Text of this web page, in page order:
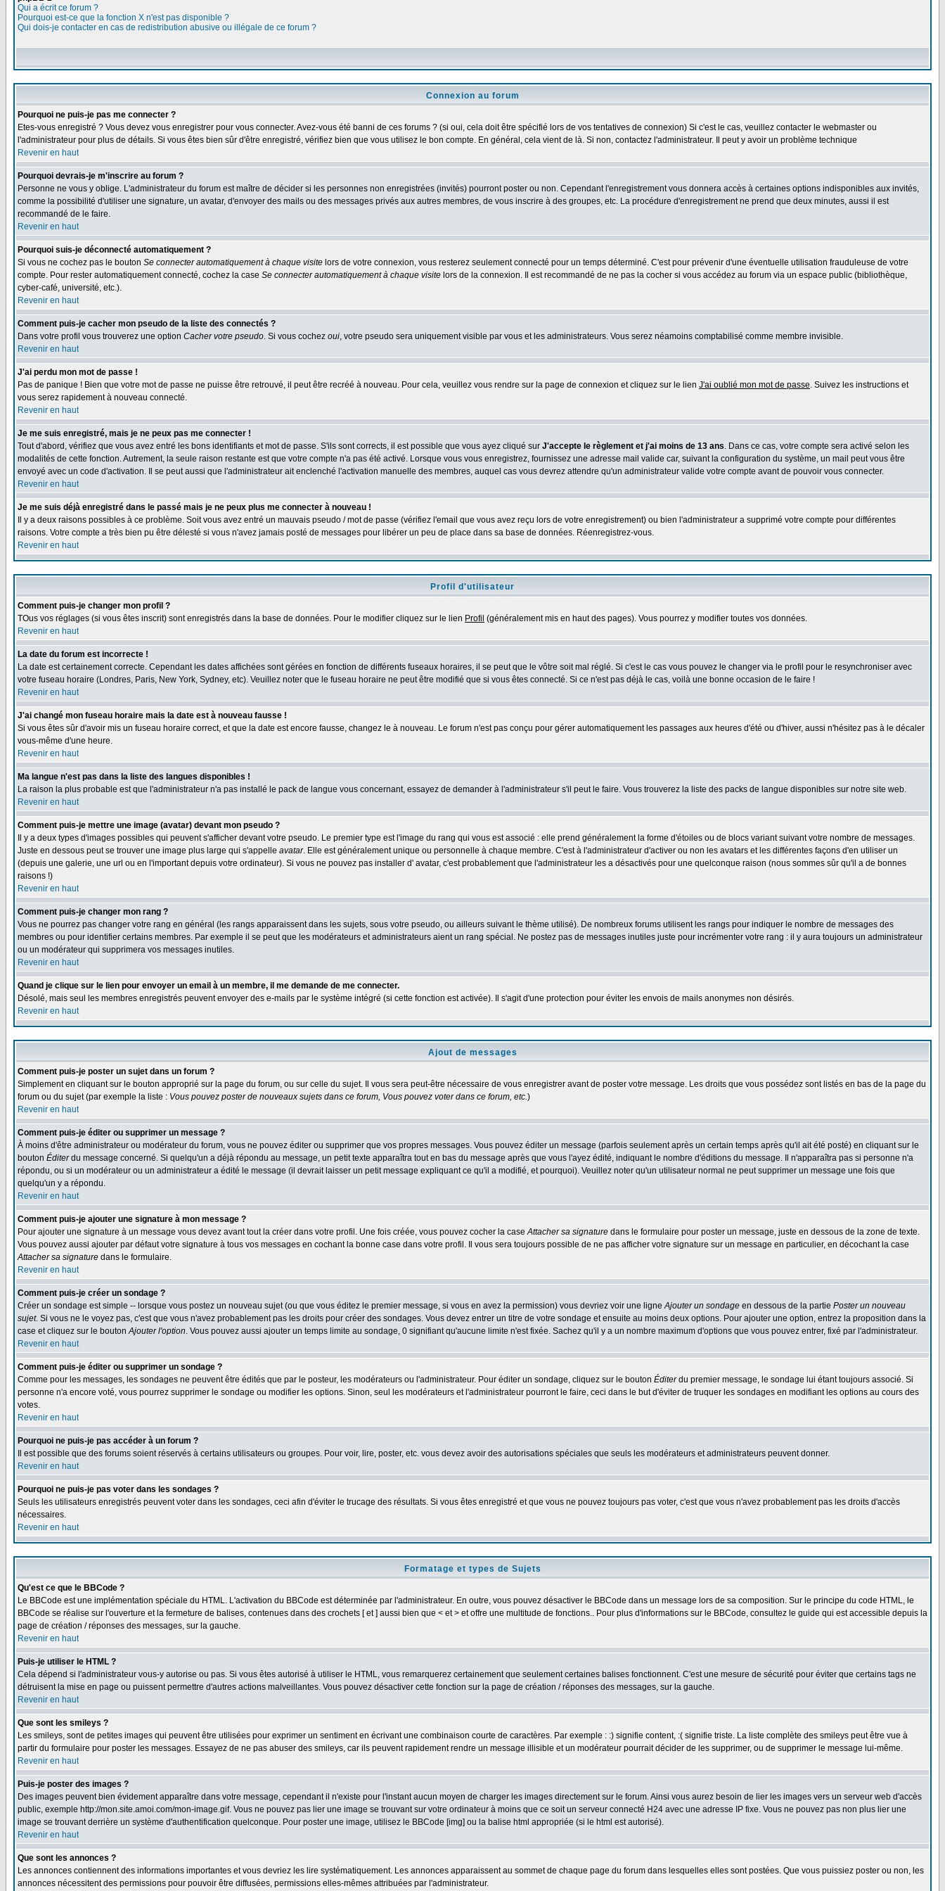
Qui a écrit ce forum ?
Pourquoi est-ce que la fonction X n'est pas disponible ?
Qui dois-je contacter en cas de redistribution abusive ou illégale de ce forum ?
Connexion au forum
Pourquoi ne puis-je pas me connecter ?
Etes-vous enregistré ? Vous devez vous enregistrer pour vous connecter. Avez-vous été banni de ces forums ? (si oui, cela doit être spécifié lors de vos tentatives de connexion) Si c'est le cas, veuillez contacter le webmaster ou
l'administrateur pour plus de détails. Si vous êtes bien sûr d'être enregistré, vérifiez bien que vous utilisez le bon compte. En général, cela vient de là. Si non, contactez l'administrateur. Il peut y avoir un problème technique
Revenir en haut
Pourquoi devrais-je m'inscrire au forum ?
Personne ne vous y oblige. L'administrateur du forum est maître de décider si les personnes non enregistrées (invités) pourront poster ou non. Cependant l'enregistrement vous donnera accès à certaines options indisponibles aux invités,
comme la possibilité d'utiliser une signature, un avatar, d'envoyer des mails ou des messages privés aux autres membres, de vous inscrire à des groupes, etc. La procédure d'enregistrement ne prend que deux minutes, aussi il est
recommandé de le faire.
Revenir en haut
Pourquoi suis-je déconnecté automatiquement ?
Si vous ne cochez pas le bouton Se connecter automatiquement à chaque visite lors de votre connexion, vous resterez seulement connecté pour un temps déterminé. C'est pour prévenir d'une éventuelle utilisation frauduleuse de votre
compte. Pour rester automatiquement connecté, cochez la case Se connecter automatiquement à chaque visite lors de la connexion. Il est recommandé de ne pas la cocher si vous accédez au forum via un espace public (bibliothèque,
cyber-café, université, etc.).
Revenir en haut
Comment puis-je cacher mon pseudo de la liste des connectés ?
Dans votre profil vous trouverez une option Cacher votre pseudo. Si vous cochez oui, votre pseudo sera uniquement visible par vous et les administrateurs. Vous serez néamoins comptabilisé comme membre invisible.
Revenir en haut
J'ai perdu mon mot de passe !
Pas de panique ! Bien que votre mot de passe ne puisse être retrouvé, il peut être recréé à nouveau. Pour cela, veuillez vous rendre sur la page de connexion et cliquez sur le lien J'ai oublié mon mot de passe. Suivez les instructions et
vous serez rapidement à nouveau connecté.
Revenir en haut
Je me suis enregistré, mais je ne peux pas me connecter !
Tout d'abord, vérifiez que vous avez entré les bons identifiants et mot de passe. S'ils sont corrects, il est possible que vous ayez cliqué sur J'accepte le règlement et j'ai moins de 13 ans. Dans ce cas, votre compte sera activé selon les
modalités de cette fonction. Autrement, la seule raison restante est que votre compte n'a pas été activé. Lorsque vous vous enregistrez, fournissez une adresse mail valide car, suivant la configuration du système, un mail peut vous être
envoyé avec un code d'activation. Il se peut aussi que l'administrateur ait enclenché l'activation manuelle des membres, auquel cas vous devrez attendre qu'un administrateur valide votre compte avant de pouvoir vous connecter.
Revenir en haut
Je me suis déjà enregistré dans le passé mais je ne peux plus me connecter à nouveau !
Il y a deux raisons possibles à ce problème. Soit vous avez entré un mauvais pseudo / mot de passe (vérifiez l'email que vous avez reçu lors de votre enregistrement) ou bien l'administrateur a supprimé votre compte pour différentes
raisons. Votre compte a très bien pu être délesté si vous n'avez jamais posté de messages pour libérer un peu de place dans sa base de données. Réenregistrez-vous.
Revenir en haut
Profil d'utilisateur
Comment puis-je changer mon profil ?
TOus vos réglages (si vous êtes inscrit) sont enregistrés dans la base de données. Pour le modifier cliquez sur le lien Profil (généralement mis en haut des pages). Vous pourrez y modifier toutes vos données.
Revenir en haut
La date du forum est incorrecte !
La date est certainement correcte. Cependant les dates affichées sont gérées en fonction de différents fuseaux horaires, il se peut que le vôtre soit mal réglé. Si c'est le cas vous pouvez le changer via le profil pour le resynchroniser avec
votre fuseau horaire (Londres, Paris, New York, Sydney, etc). Veuillez noter que le fuseau horaire ne peut être modifié que si vous êtes connecté. Si ce n'est pas déjà le cas, voilà une bonne occasion de le faire !
Revenir en haut
J'ai changé mon fuseau horaire mais la date est à nouveau fausse !
Si vous êtes sûr d'avoir mis un fuseau horaire correct, et que la date est encore fausse, changez le à nouveau. Le forum n'est pas conçu pour gérer automatiquement les passages aux heures d'été ou d'hiver, aussi n'hésitez pas à le décaler
vous-même d'une heure.
Revenir en haut
Ma langue n'est pas dans la liste des langues disponibles !
La raison la plus probable est que l'administrateur n'a pas installé le pack de langue vous concernant, essayez de demander à l'administrateur s'il peut le faire. Vous trouverez la liste des packs de langue disponibles sur notre site web.
Revenir en haut
Comment puis-je mettre une image (avatar) devant mon pseudo ?
Il y a deux types d'images possibles qui peuvent s'afficher devant votre pseudo. Le premier type est l'image du rang qui vous est associé : elle prend généralement la forme d'étoiles ou de blocs variant suivant votre nombre de messages.
Juste en dessous peut se trouver une image plus large qui s'appelle avatar. Elle est généralement unique ou personnelle à chaque membre. C'est à l'administrateur d'activer ou non les avatars et les différentes façons d'en utiliser un
(depuis une galerie, une url ou en l'important depuis votre ordinateur). Si vous ne pouvez pas installer d' avatar, c'est probablement que l'administrateur les a désactivés pour une quelconque raison (nous sommes sûr qu'il a de bonnes
raisons !)
Revenir en haut
Comment puis-je changer mon rang ?
Vous ne pourrez pas changer votre rang en général (les rangs apparaissent dans les sujets, sous votre pseudo, ou ailleurs suivant le thème utilisé). De nombreux forums utilisent les rangs pour indiquer le nombre de messages des
membres ou pour identifier certains membres. Par exemple il se peut que les modérateurs et administrateurs aient un rang spécial. Ne postez pas de messages inutiles juste pour incrémenter votre rang : il y aura toujours un administrateur
ou un modérateur qui supprimera vos messages inutiles.
Revenir en haut
Quand je clique sur le lien pour envoyer un email à un membre, il me demande de me connecter.
Désolé, mais seul les membres enregistrés peuvent envoyer des e-mails par le système intégré (si cette fonction est activée). Il s'agit d'une protection pour éviter les envois de mails anonymes non désirés.
Revenir en haut
Ajout de messages
Comment puis-je poster un sujet dans un forum ?
Simplement en cliquant sur le bouton approprié sur la page du forum, ou sur celle du sujet. Il vous sera peut-être nécessaire de vous enregistrer avant de poster votre message. Les droits que vous possédez sont listés en bas de la page du
forum ou du sujet (par exemple la liste : Vous pouvez poster de nouveaux sujets dans ce forum, Vous pouvez voter dans ce forum, etc.)
Revenir en haut
Comment puis-je éditer ou supprimer un message ?
À moins d'être administrateur ou modérateur du forum, vous ne pouvez éditer ou supprimer que vos propres messages. Vous pouvez éditer un message (parfois seulement après un certain temps après qu'il ait été posté) en cliquant sur le
bouton Éditerdu message concerné. Si quelqu'un a déjà répondu au message, un petit texte apparaîtra tout en bas du message après que vous l'ayez édité, indiquant le nombre d'éditions du message. Il n'apparaîtra pas si personne n'a
répondu, ou si un modérateur ou un administrateur a édité le message (il devrait laisser un petit message expliquant ce qu'il a modifié, et pourquoi). Veuillez noter qu'un utilisateur normal ne peut supprimer un message une fois que
quelqu'un y a répondu.
Revenir en haut
Comment puis-je ajouter une signature à mon message ?
Pour ajouter une signature à un message vous devez avant tout la créer dans votre profil. Une fois créée, vous pouvez cocher la caseAttacher sa signature dans le formulaire pour poster un message, juste en dessous de la zone de texte.
Vous pouvez aussi ajouter par défaut votre signature à tous vos messages en cochant la bonne case dans votre profil. Il vous sera toujours possible de ne pas afficher votre signature sur un message en particulier, en décochant la case
Attacher sa signature dans le formulaire.
Revenir en haut
Comment puis-je créer un sondage ?
Créer un sondage est simple -- lorsque vous postez un nouveau sujet (ou que vous éditez le premier message, si vous en avez la permission) vous devriez voir une ligneAjouter un sondage en dessous de la partie Poster un nouveau
sujet. Si vous ne le voyez pas, c'est que vous n'avez probablement pas les droits pour créer des sondages. Vous devez entrer un titre de votre sondage et ensuite au moins deux options. Pour ajouter une option, entrez la proposition dans la
case et cliquez sur le boutonAjouter l'option. Vous pouvez aussi ajouter un temps limite au sondage, 0 signifiant qu'aucune limite n'est fixée. Sachez qu'il y a un nombre maximum d'options que vous pouvez entrer, fixé par l'administrateur.
Revenir en haut
Comment puis-je éditer ou supprimer un sondage ?
Comme pour les messages, les sondages ne peuvent être édités que par le posteur, les modérateurs ou l'administrateur. Pour éditer un sondage, cliquez sur le bouton Éditerdu premier message, le sondage lui étant toujours associé. Si
personne n'a encore voté, vous pourrez supprimer le sondage ou modifier les options. Sinon, seul les modérateurs et l'administrateur pourront le faire, ceci dans le but d'éviter de truquer les sondages en modifiant les options au cours des
votes.
Revenir en haut
Pourquoi ne puis-je pas accéder à un forum ?
Il est possible que des forums soient réservés à certains utilisateurs ou groupes. Pour voir, lire, poster, etc. vous devez avoir des autorisations spéciales que seuls les modérateurs et administrateurs peuvent donner.
Revenir en haut
Pourquoi ne puis-je pas voter dans les sondages ?
Seuls les utilisateurs enregistrés peuvent voter dans les sondages, ceci afin d'éviter le trucage des résultats. Si vous êtes enregistré et que vous ne pouvez toujours pas voter, c'est que vous n'avez probablement pas les droits d'accès
nécessaires.
Revenir en haut
Formatage et types de Sujets
Qu'est ce que le BBCode ?
Le BBCode est une implémentation spéciale du HTML. L'activation du BBCode est déterminée par l'administrateur. En outre, vous pouvez désactiver le BBCode dans un message lors de sa composition. Sur le principe du code HTML, le
BBCode se réalise sur l'ouverture et la fermeture de balises, contenues dans des crochets [ et ] aussi bien que < et > et offre une multitude de fonctions.. Pour plus d'informations sur le BBCode, consultez le guide qui est accessible depuis la
page de création / réponses des messages, sur la gauche.
Revenir en haut
Puis-je utiliser le HTML ?
Cela dépend si l'administrateur vous-y autorise ou pas. Si vous êtes autorisé à utiliser le HTML, vous remarquerez certainement que seulement certaines balises fonctionnent. C'est une mesure de sécurité pour éviter que certains tags ne
détruisent la mise en page ou puissent permettre d'autres actions malveillantes. Vous pouvez désactiver cette fonction sur la page de création / réponses des messages, sur la gauche.
Revenir en haut
Que sont les smileys ?
Les smileys, sont de petites images qui peuvent être utilisées pour exprimer un sentiment en écrivant une combinaison courte de caractères. Par exemple : :) signifie content, :( signifie triste. La liste complète des smileys peut être vue à
partir du formulaire pour poster les messages. Essayez de ne pas abuser des smileys, car ils peuvent rapidement rendre un message illisible et un modérateur pourrait décider de les supprimer, ou de supprimer le message lui-même.
Revenir en haut
Puis-je poster des images ?
Des images peuvent bien évidement apparaître dans votre message, cependant il n'existe pour l'instant aucun moyen de charger les images directement sur le forum. Ainsi vous aurez besoin de lier les images vers un serveur web d'accès
public, exemple http://mon.site.amoi.com/mon-image.gif. Vous ne pouvez pas lier une image se trouvant sur votre ordinateur à moins que ce soit un serveur connecté H24 avec une adresse IP fixe. Vous ne pouvez pas non plus lier une
image se trouvant derrière un système d'authentification quelconque. Pour poster une image, utilisez le BBCode [img] ou la balise html appropriée (si le html est autorisé).
Revenir en haut
Que sont les annonces ?
Les annonces contiennent des informations importantes et vous devriez les lire systématiquement. Les annonces apparaissent au sommet de chaque page du forum dans lesquelles elles sont postées. Que vous puissiez poster ou non, les
annonces nécessitent des permissions pour pouvoir être diffusées, permissions elles-mêmes attribuées par l'administrateur.